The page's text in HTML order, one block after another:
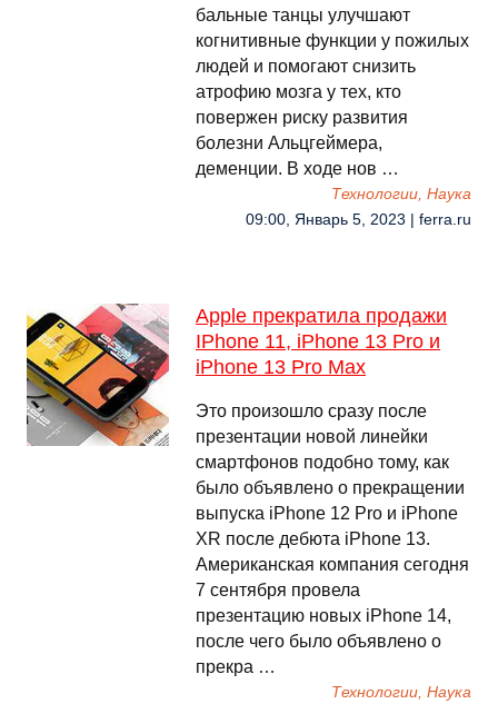
бальные танцы улучшают
когнитивные функции у пожилых
людей и помогают снизить
атрофию мозга у тех, кто
повержен риску развития
болезни Альцгеймера,
деменции. В ходе нов …
Технологии, Наука
09:00, Январь 5, 2023 | ferra.ru
Apple прекратила продажи
IPhone 11, iPhone 13 Pro и
iPhone 13 Pro Max
Это произошло сразу после
презентации новой линейки
смартфонов подобно тому, как
было объявлено о прекращении
выпуска iPhone 12 Pro и iPhone
XR после дебюта iPhone 13.
Американская компания сегодня
7 сентября провела
презентацию новых iPhone 14,
после чего было объявлено о
прекра …
Технологии, Наука